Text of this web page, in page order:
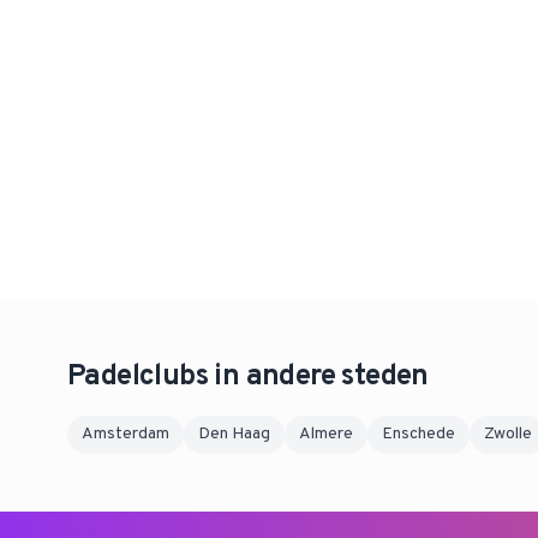
Padelclubs in andere steden
Amsterdam Den Haag Almere Enschede Zwolle